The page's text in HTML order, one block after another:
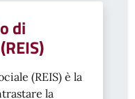
di
(REIS) è la
la